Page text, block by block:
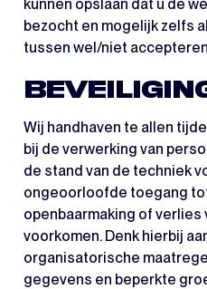
kunnen opslaan dat u de
bezocht en mogelijk zelfs
tussen wel/niet
Wij handhaven te allen
bij de verwerking van
de stand van de techniek
ongeoorloofde toegang
openbaarmaking of
voorkomen. Denk hierbij
organisatorische
gegevens en beperkte